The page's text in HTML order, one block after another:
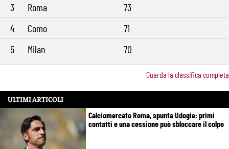
3
Roma
73
4
Como
71
5
Milan 70
Guarda la classifica completa
ULTIMI ARTICOLI
Calciomercato Roma, spunta Udogie: primi
contatti e una cessione può sbloccare il colpo